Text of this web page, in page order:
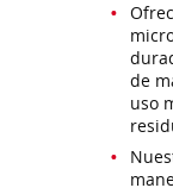
de
uso